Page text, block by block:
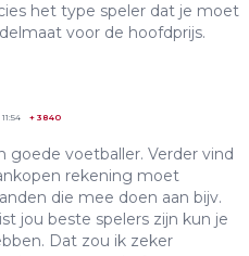
het type speler dat je moet
voor de hoofdprijs.
+ 3840
goede voetballer. Verder vind
rekening moet
die mee doen aan bijv.
jou beste spelers zijn kun je
Dat zou ik zeker